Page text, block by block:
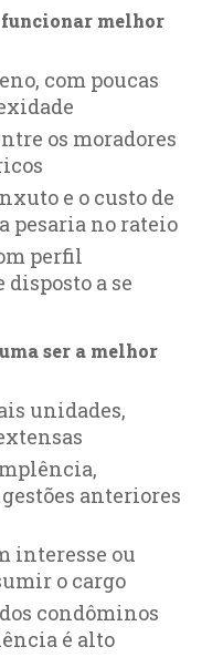
funcionar melhor
com poucas
os moradores
e o custo de
pesaria no rateio
perfil
a se
ser a melhor
unidades,
anteriores
interesse ou
o cargo
condôminos
é alto